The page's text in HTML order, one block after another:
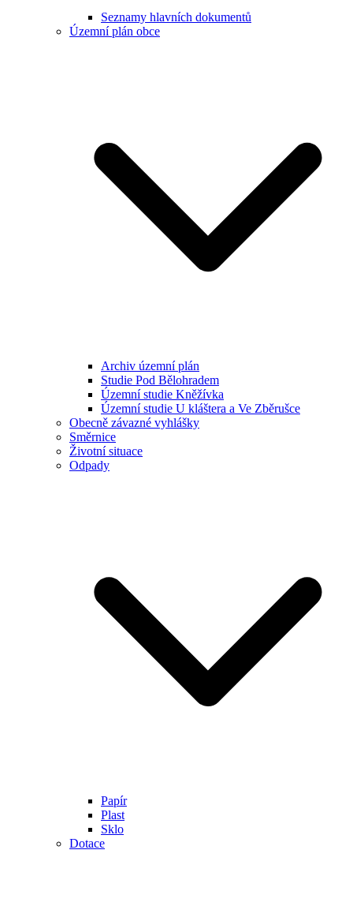
Seznamy hlavních dokumentů
Územní plán obce
Archiv územní plán
Studie Pod Bělohradem
Územní studie Kněžívka
Územní studie U kláštera a Ve Zběrušce
Obecně závazné vyhlášky
Směrnice
Životní situace
Odpady
Papír
Plast
Sklo
Dotace